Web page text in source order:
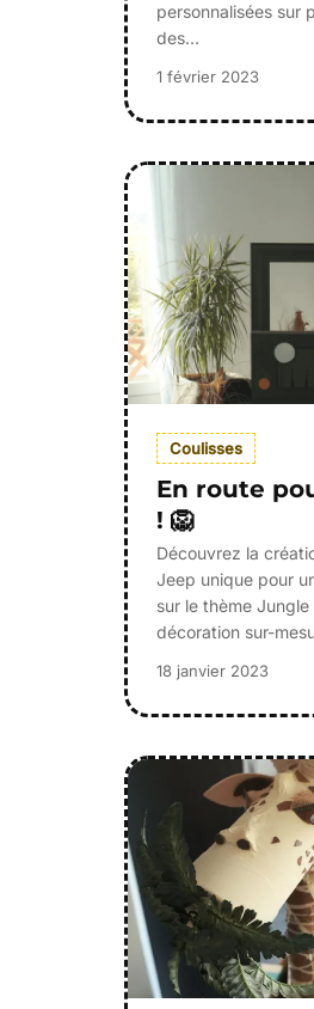
personnalisées sur
des…
1 février 2023
Coulisses
En route
! 🦁
Découvrez la
Jeep unique pour
sur le thème Jungle
décoration sur-
18 janvier 2023